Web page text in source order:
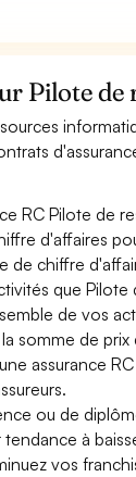
Pilote
RC Pilote de
d'affaires
de chiffre
que
de vos
somme de prix
assurance
ou de
à
vos